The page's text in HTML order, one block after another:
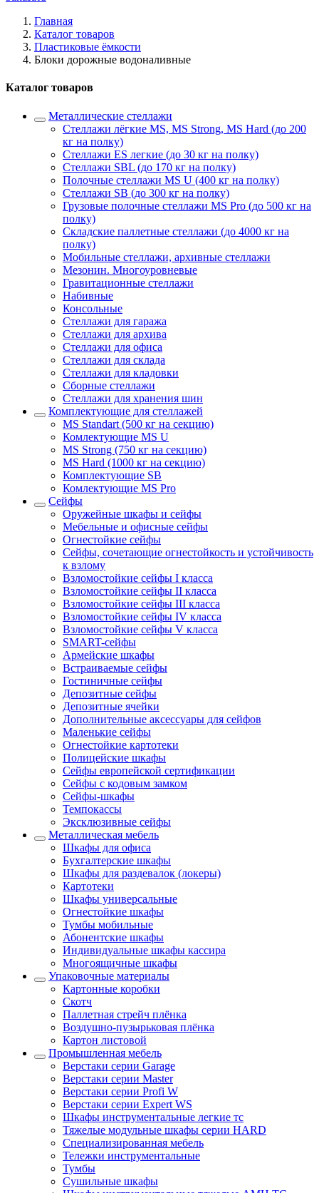
Главная
Каталог товаров
Пластиковые ёмкости
Блоки дорожные водоналивные
Каталог товаров
Металлические стеллажи
Стеллажи лёгкие MS, MS Strong, MS Hard (до 200
кг на полку)
Стеллажи ES легкие (до 30 кг на полку)
Стеллажи SBL (до 170 кг на полку)
Полочные стеллажи MS U (400 кг на полку)
Стеллажи SB (до 300 кг на полку)
Грузовые полочные стеллажи MS Pro (до 500 кг на
полку)
Складские паллетные стеллажи (до 4000 кг на
полку)
Мобильные стеллажи, архивные стеллажи
Мезонин. Многоуровневые
Гравитационные стеллажи
Набивные
Консольные
Стеллажи для гаража
Стеллажи для архива
Стеллажи для офиса
Стеллажи для склада
Стеллажи для кладовки
Сборные стеллажи
Стеллажи для хранения шин
Комплектующие для стеллажей
MS Standart (500 кг на секцию)
Комлектующие MS U
MS Strong (750 кг на секцию)
MS Hard (1000 кг на секцию)
Комплектующие SB
Комлектующие MS Pro
Сейфы
Оружейные шкафы и сейфы
Мебельные и офисные сейфы
Огнестойкие сейфы
Сейфы, сочетающие огнестойкость и устойчивость
к взлому
Взломостойкие сейфы I класса
Взломостойкие сейфы II класса
Взломостойкие сейфы III класса
Взломостойкие сейфы IV класса
Взломостойкие сейфы V класса
SMART-сейфы
Армейские шкафы
Встраиваемые сейфы
Гостиничные сейфы
Депозитные сейфы
Депозитные ячейки
Дополнительные аксессуары для сейфов
Маленькие сейфы
Огнестойкие картотеки
Полицейские шкафы
Сейфы европейской сертификации
Сейфы с кодовым замком
Сейфы-шкафы
Темпокассы
Эксклюзивные сейфы
Металлическая мебель
Шкафы для офиса
Бухгалтерские шкафы
Шкафы для раздевалок (локеры)
Картотеки
Шкафы универсальные
Огнестойкие шкафы
Тумбы мобильные
Абонентские шкафы
Индивидуальные шкафы кассира
Многоящичные шкафы
Упаковочные материалы
Картонные коробки
Скотч
Паллетная стрейч плёнка
Воздушно-пузырьковая плёнка
Картон листовой
Промышленная мебель
Верстаки серии Garage
Верстаки серии Master
Верстаки серии Profi W
Верстаки серии Expert WS
Шкафы инструментальные легкие тс
Тяжелые модульные шкафы серии HARD
Cпециализированная мебель
Тележки инструментальные
Тумбы
Cушильные шкафы